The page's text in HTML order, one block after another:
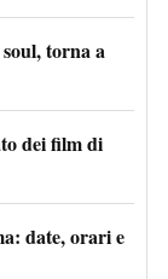
torna a
dei film di
date, orari e